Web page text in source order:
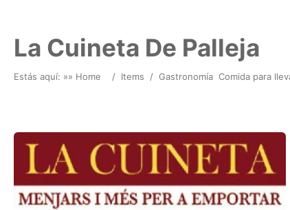
La Cuineta De Palleja
Estás aquí: »» Home / Items / Gastronomía Comida para